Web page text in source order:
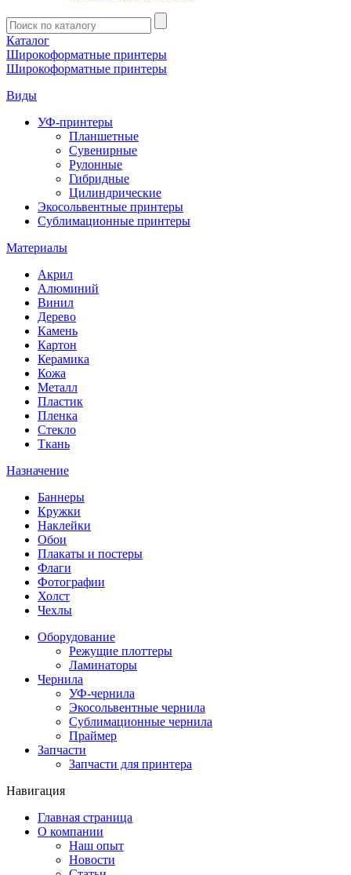
Введите
запрос
Каталог
Широкоформатные принтеры
Широкоформатные принтеры
Виды
УФ-принтеры
Планшетные
Сувенирные
Рулонные
Гибридные
Цилиндрические
Экосольвентные принтеры
Сублимационные принтеры
Материалы
Акрил
Алюминий
Винил
Дерево
Камень
Картон
Керамика
Кожа
Металл
Пластик
Пленка
Стекло
Ткань
Назначение
Баннеры
Кружки
Наклейки
Обои
Плакаты и постеры
Флаги
Фотографии
Холст
Чехлы
Оборудование
Режущие плоттеры
Ламинаторы
Чернила
УФ-чернила
Экосольвентные чернила
Сублимационные чернила
Праймер
Запчасти
Запчасти для принтера
Навигация
Главная страница
О компании
Наш опыт
Новости